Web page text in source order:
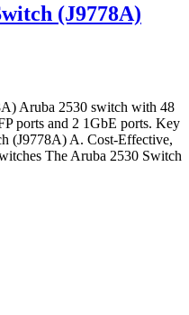
(J9778A)
Aruba 2530 switch with 48
ports and 2 1GbE ports. Key
(J9778A) A. Cost-Effective,
The Aruba 2530 Switch